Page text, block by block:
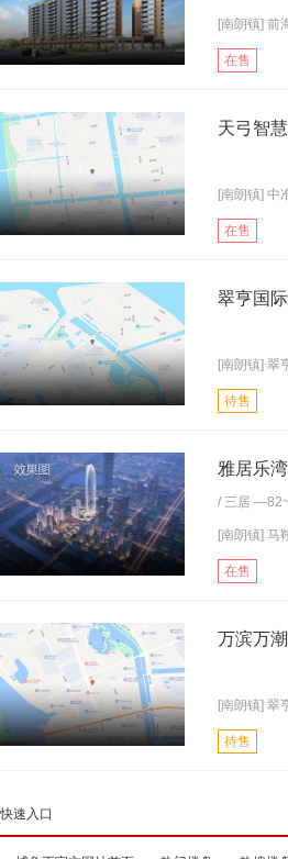
[南朗镇] 前
在售
天弓智
[南朗镇] 中
在售
翠亨国
[南朗镇] 翠
待售
雅居乐
/ 三居
[南朗镇] 马
在售
万滨万
[南朗镇] 翠
待售
快速入口